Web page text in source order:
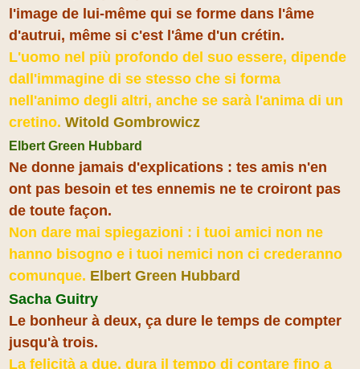
l'image de lui-même qui se forme dans l'âme
d'autrui, même si c'est l'âme d'un crétin.
L'uomo nel più profondo del suo essere, dipende
dall'immagine di se stesso che si forma
nell'animo degli altri, anche se sarà l'anima di un
cretino. Witold Gombrowicz
Elbert Green Hubbard
Ne donne jamais d'explications : tes amis n'en
ont pas besoin et tes ennemis ne te croiront pas
de toute façon.
Non dare mai spiegazioni : i tuoi amici non ne
hanno bisogno e i tuoi nemici non ci crederanno
comunque. Elbert Green Hubbard
Sacha Guitry
Le bonheur à deux, ça dure le temps de compter
jusqu'à trois.
La felicità a due, dura il tempo di contare fino a